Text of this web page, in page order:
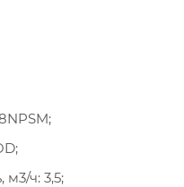
м3/ч: 3,5;